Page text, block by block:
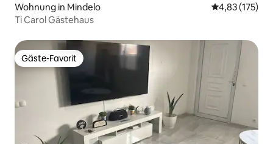
Wohnung in Mindelo
4,83 (175)
Ti Carol Gästehaus
Gäste-Favorit
Gäste-Favorit